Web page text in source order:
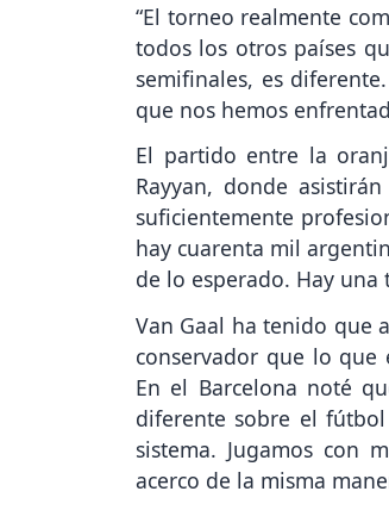
“El torneo realmente
todos los otros países
semifinales, es
que nos hemos
El partido entre la
Rayyan, donde
suficientemente
hay cuarenta mil
de lo esperado. Hay una
Van Gaal ha tenido que
conservador que lo que
En el Barcelona noté
diferente sobre el
sistema. Jugamos con
acerco de la misma